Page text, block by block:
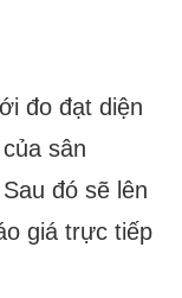
đo đạt diện
sân
đó sẽ lên
giá trực tiếp